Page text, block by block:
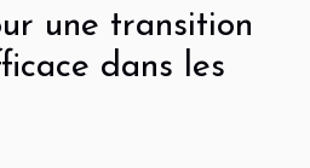
une transition
dans les